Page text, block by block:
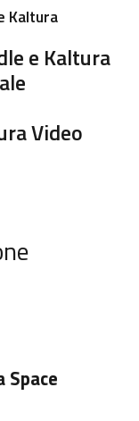
Kaltura
e Kaltura
Video